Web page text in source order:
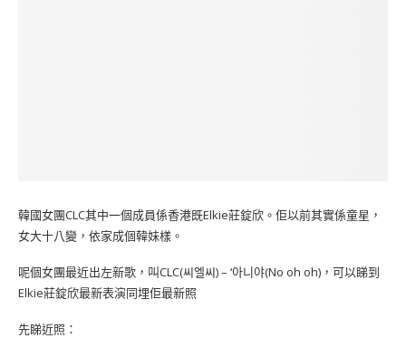
韓國女團CLC其中一個成員係香港既Elkie莊錠欣。佢以前其實係童星，
女大十八變，依家成個韓妹樣。
呢個女團最近出左新歌，叫CLC(씨엘씨) – ‘아니야(No oh oh)，可以睇到
Elkie莊錠欣最新表演同埋佢最新照
先睇近照：